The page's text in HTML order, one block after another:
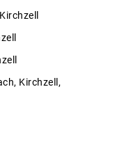
Kirchzell,